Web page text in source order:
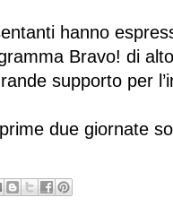
hanno
Bravo! di
supporto per
due giornate